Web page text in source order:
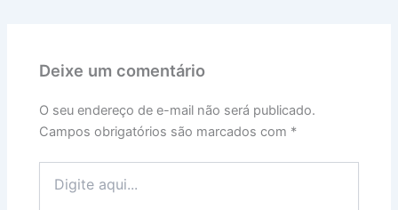
Deixe um comentário
O seu endereço de e-mail não será publicado.
Campos obrigatórios são marcados com *
aqui...